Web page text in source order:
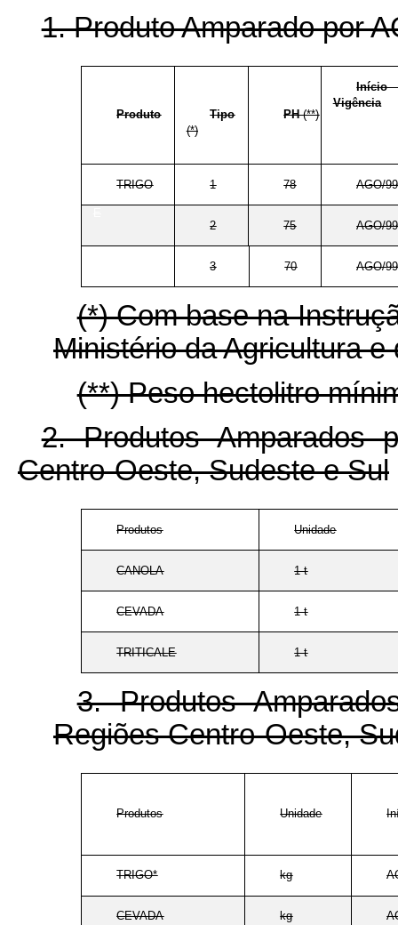
1. Produto Amparado por
Produto
Tipo
(*)
PH(**)
Início
Vigência
TRIGO 1 78 AGO/99
2
75 AGO/99
3
70 AGO/99
(*) Com base na
Ministério da Agricultura e
(**) Peso hectolitro
2. Produtos Amparados
Centro-Oeste, Sudeste e Sul
Produtos Unidade
CANOLA 1 t
CEVADA 1 t
TRITICALE 1 t
3. Produtos
Regiões Centro-Oeste,
Produtos Unidade
TRIGO* kg
CEVADA kg